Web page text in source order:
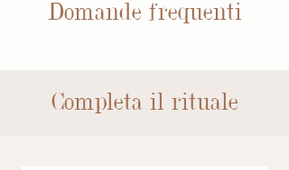
Domande frequenti
Completa il rituale